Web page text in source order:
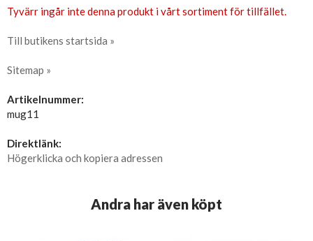
Tyvärr ingår inte denna produkt i vårt sortiment för tillfället.
Till butikens startsida »
Sitemap »
Artikelnummer:
mug11
Direktlänk:
Högerklicka och kopiera adressen
Andra har även köpt